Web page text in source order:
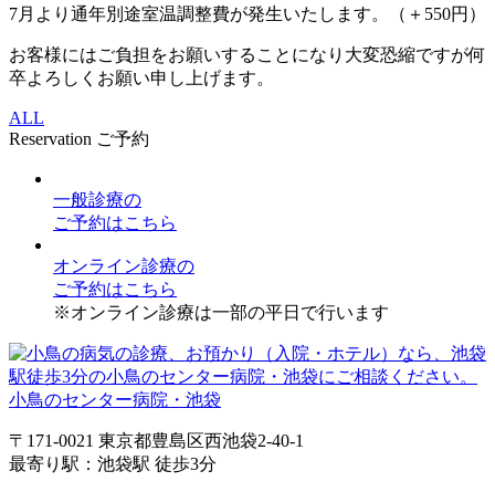
7月より通年別途室温調整費が発生いたします。（＋550円）
お客様にはご負担をお願いすることになり大変恐縮ですが何
卒よろしくお願い申し上げます。
ALL
Reservation ご予約
一般診療の
ご予約はこちら
オンライン診療の
ご予約はこちら
※オンライン診療は一部の平日で行います
小鳥のセンター病院・池袋
〒171-0021 東京都豊島区西池袋2-40-1
最寄り駅：池袋駅 徒歩3分